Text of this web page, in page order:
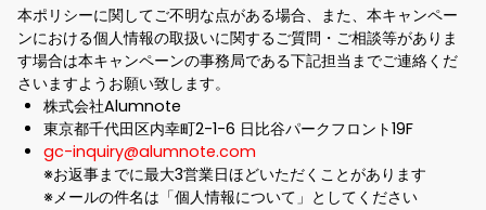
本ポリシーに関してご不明な点がある場合、また、本キャンペー
ンにおける個人情報の取扱いに関するご質問・ご相談等がありま
す場合は本キャンペーンの事務局である下記担当までご連絡くだ
さいますようお願い致します。
株式会社Alumnote
東京都千代田区内幸町2-1-6 日比谷パークフロント19F
gc-inquiry@alumnote.com
※お返事までに最大3営業日ほどいただくことがあります
※メールの件名は「個人情報について」としてください